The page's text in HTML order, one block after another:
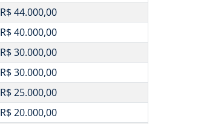
R$ 44.000,00
R$ 40.000,00
R$ 30.000,00
R$ 30.000,00
R$ 25.000,00
R$ 20.000,00